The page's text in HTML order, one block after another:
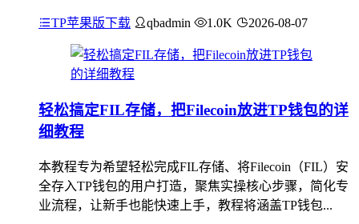
TP苹果版下载 qbadmin 1.0K 2026-08-07
轻松搞定FIL存储，把Filecoin放进TP钱包的详
细教程
本教程专为希望轻松完成FIL存储、将Filecoin（FIL）安
全存入TP钱包的用户打造，聚焦实操核心步骤，简化专
业流程，让新手也能快速上手，教程将涵盖TP钱包...